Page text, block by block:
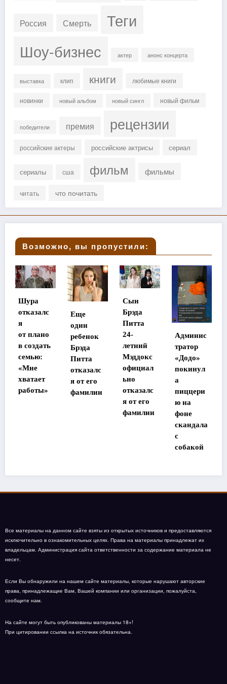
Россия Смерть Теги
Шоу-бизнес актер анонс концерта
выставка клип книги любимые книги
новинки новый альбом новый сингл новый фильм
победители премия рецензии
российские актеры российские актрисы сериал
сериалы сша фильм фильмы
читать что почитать
Возможно, вы пропустили:
Еще
ребенок
Брэда
Питта
отказалс
я от его
фамилии
Сын
Брэда
Питта
24-
летний
Мэддокс
официал
ьно
отказалс
Админис
тратор
«Додо»
покинул
а
пиццери
ю на
фоне
Стала
известна
потеряв
шей
память
в Таилан
участниц
ы
«Дома-2»
Все материалы на данном сайте взяты из открытых источников и предоставляются
исключительно в ознакомительных целях. Права на материалы принадлежат их
владельцам. Администрация сайта ответственности за содержание материала не
несет.
Если Вы обнаружили на нашем сайте материалы, которые нарушают авторские
права, принадлежащие Вам, Вашей компании или организации, пожалуйста,
сообщите нам.
На сайте могут быть опубликованы материалы 18+!
При цитировании ссылка на источник обязательна.